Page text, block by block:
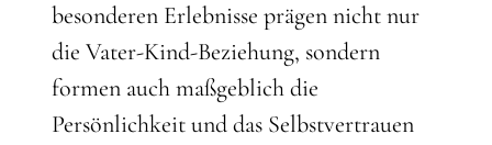
besonderen Erlebnisse prägen nicht nur
die Vater-Kind-Beziehung, sondern
formen auch maßgeblich die
Persönlichkeit und das Selbstvertrauen